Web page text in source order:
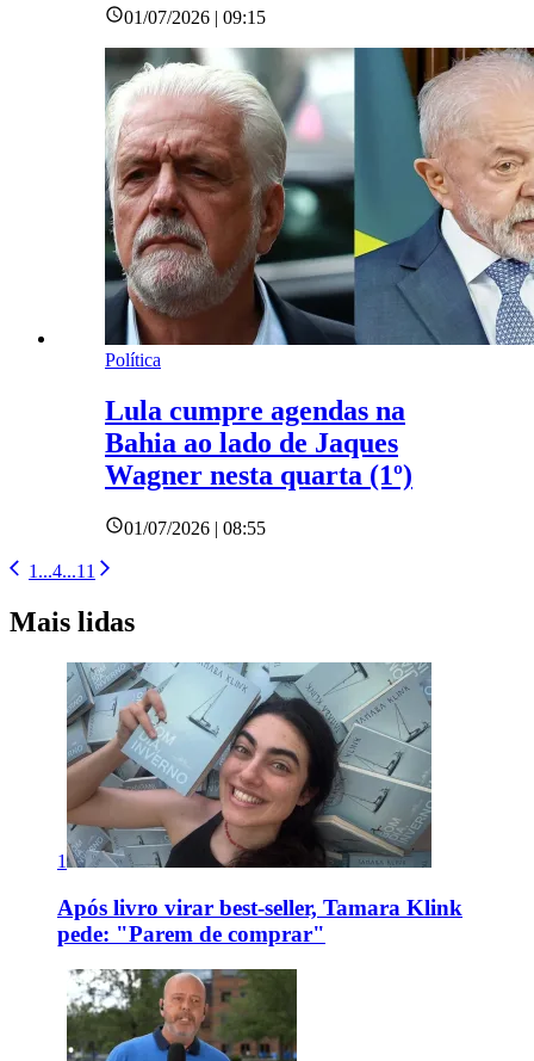
01/07/2026 | 09:15
Política
Lula cumpre agendas na
Bahia ao lado de Jaques
Wagner nesta quarta (1º)
01/07/2026 | 08:55
1 ...4...11
Mais lidas
1
Após livro virar best-seller, Tamara Klink
pede: "Parem de comprar"